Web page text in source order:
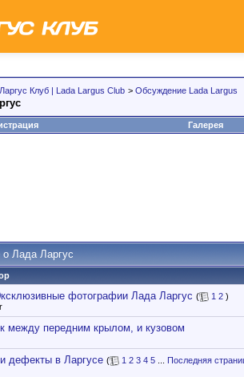
Клуб | Lada Largus Club > Обсуждение Lada Largus
Галерея
Лада Ларгус
фотографии Лада Ларгус ( 1 2 )
между передним крылом, и кузовом
дефекты в Ларгусе ( 1 2 3 4 5
Последняя